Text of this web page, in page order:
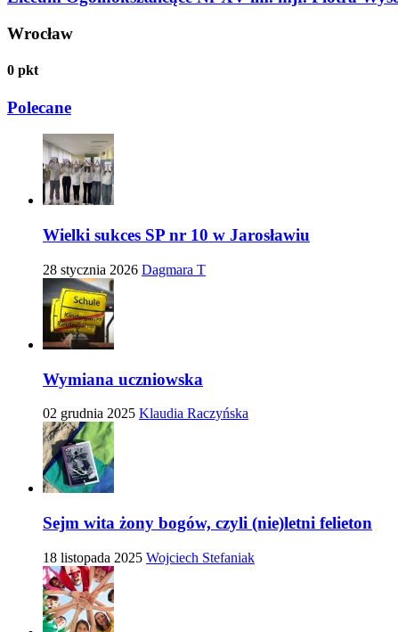
Wrocław
0 pkt
Polecane
Wielki sukces SP nr 10 w Jarosławiu
28 stycznia 2026 Dagmara T
Wymiana uczniowska
02 grudnia 2025 Klaudia Raczyńska
Sejm wita żony bogów, czyli (nie)letni felieton
18 listopada 2025 Wojciech Stefaniak